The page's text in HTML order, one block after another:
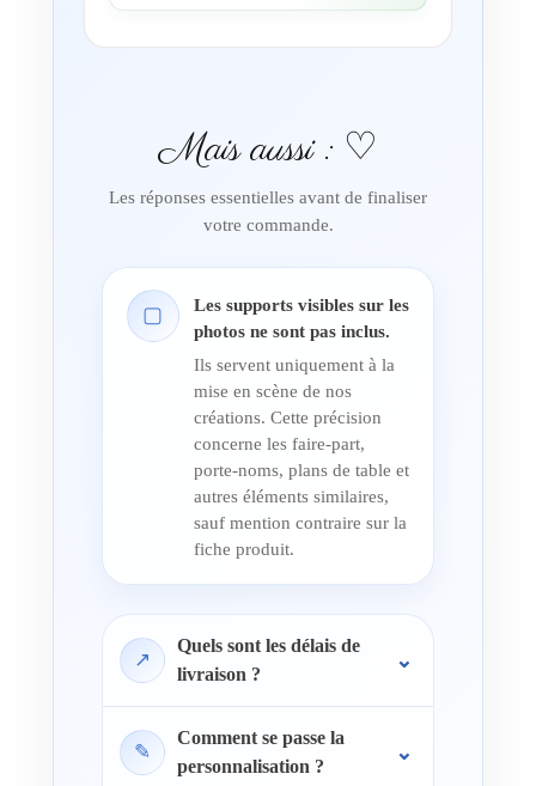
Mais aussi : ♡
Les réponses essentielles avant de finaliser
votre commande.
▢
Les supports visibles sur les
photos ne sont pas inclus.
Ils servent uniquement à la
mise en scène de nos
créations. Cette précision
concerne les faire-part,
porte-noms, plans de table et
autres éléments similaires,
sauf mention contraire sur la
fiche produit.
↗
Quels sont les délais de
livraison ?
✎
Comment se passe la
personnalisation ?